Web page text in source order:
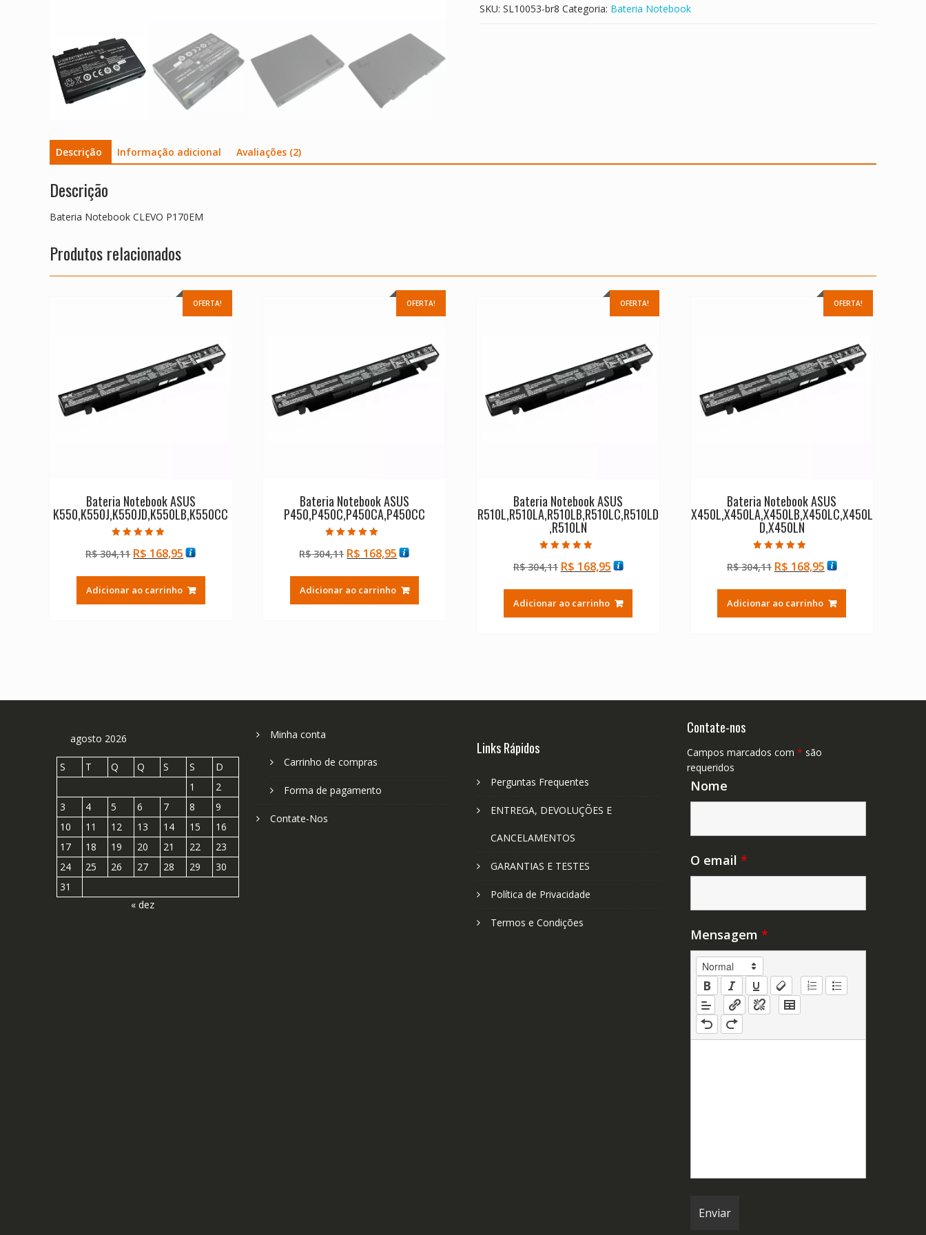
SKU: SL10053-br8 Categoria: Bateria Notebook
Descrição Informação adicional Avaliações (2)
Descrição
Bateria Notebook CLEVO P170EM
Produtos relacionados
OFERTA!
Bateria Notebook ASUS
K550,K550J,K550JD,K550LB,K550CC
5.00
de 5
R$304,11 O
original
era:
R$ 168,95O
atual
é:
Adicionar ao carrinho
OFERTA!
Bateria Notebook ASUS
P450,P450C,P450CA,P450CC
5.00
de 5
R$304,11 O
original
era:
R$ 168,95O
atual
é:
Adicionar ao carrinho
OFERTA!
Bateria Notebook ASUS
R510L,R510LA,R510LB,R510LC,R510LD
,R510LN
5.00
de 5
R$304,11 O
original
era:
R$ 168,95O
atual
é:
Adicionar ao carrinho
OFERTA!
Bateria Notebook ASUS
X450L,X450LA,X450LB,X450LC,X450L
D,X450LN
5.00
de 5
R$304,11 O
original
era:
R$ 168,95O
atual
é:
Adicionar ao carrinho
agosto 2026
S T Q Q S S
D
1
2
3
4 5 6 7 8
9
10
11 12 13 14 15
16
17
18 19 20 21 22
23
24
25 26 27 28 29
30
31
« dez
Minha conta
Carrinho de compras
Forma de pagamento
Contate-Nos
Links Rápidos
Perguntas Frequentes
ENTREGA, DEVOLUÇÕES E
CANCELAMENTOS
GARANTIAS E TESTES
Política de Privacidade
Termos e Condições
Contate-nos
Campos marcados com * são
requeridos
Nome
O email *
Mensagem *